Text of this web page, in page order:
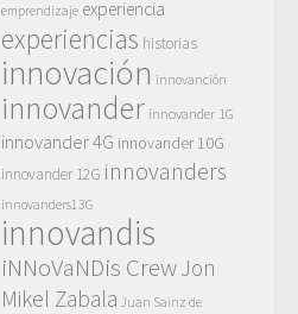
emprendizaje experiencia
experiencias historias
innovación innovanción
innovander innovander 1G
innovander 4G innovander 10G
innovander 12G innovanders
innovanders13G
innovandis
iNNoVaNDis CrewJon
Mikel Zabala Juan Sainz de